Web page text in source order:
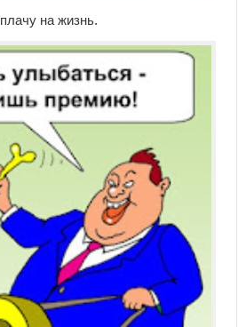
плачу на жизнь.